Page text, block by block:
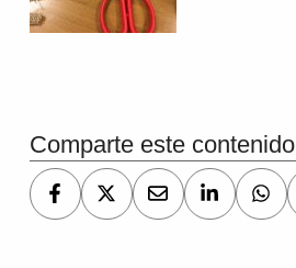
Comparte este contenido